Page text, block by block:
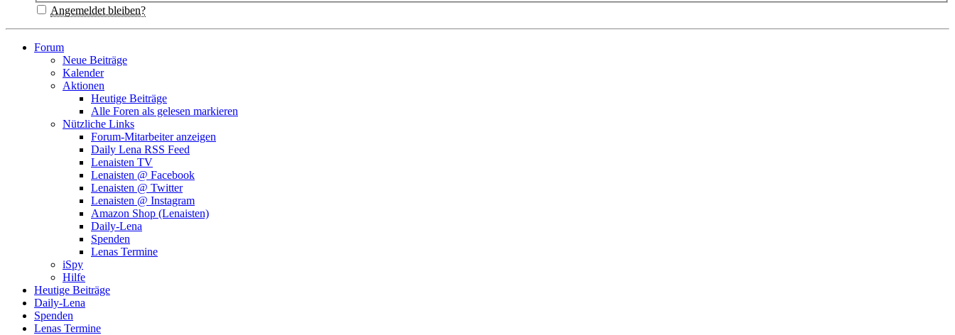
Angemeldet bleiben?
Forum
Neue Beiträge
Kalender
Aktionen
Heutige Beiträge
Alle Foren als gelesen markieren
Nützliche Links
Forum-Mitarbeiter anzeigen
Daily Lena RSS Feed
Lenaisten TV
Lenaisten @ Facebook
Lenaisten @ Twitter
Lenaisten @ Instagram
Amazon Shop (Lenaisten)
Daily-Lena
Spenden
Lenas Termine
iSpy
Hilfe
Heutige Beiträge
Daily-Lena
Spenden
Lenas Termine